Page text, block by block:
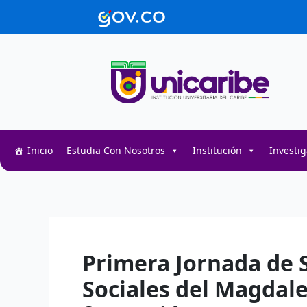
Inicio Estudia Con Nosotros Institución
Primera Jornada de
Sociales del